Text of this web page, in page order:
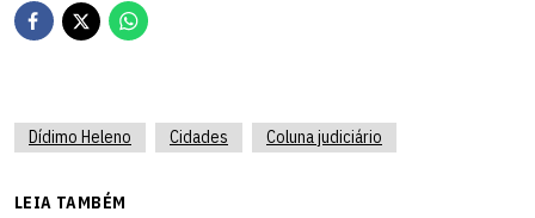
Dídimo Heleno Cidades Coluna judiciário
LEIA TAMBÉM